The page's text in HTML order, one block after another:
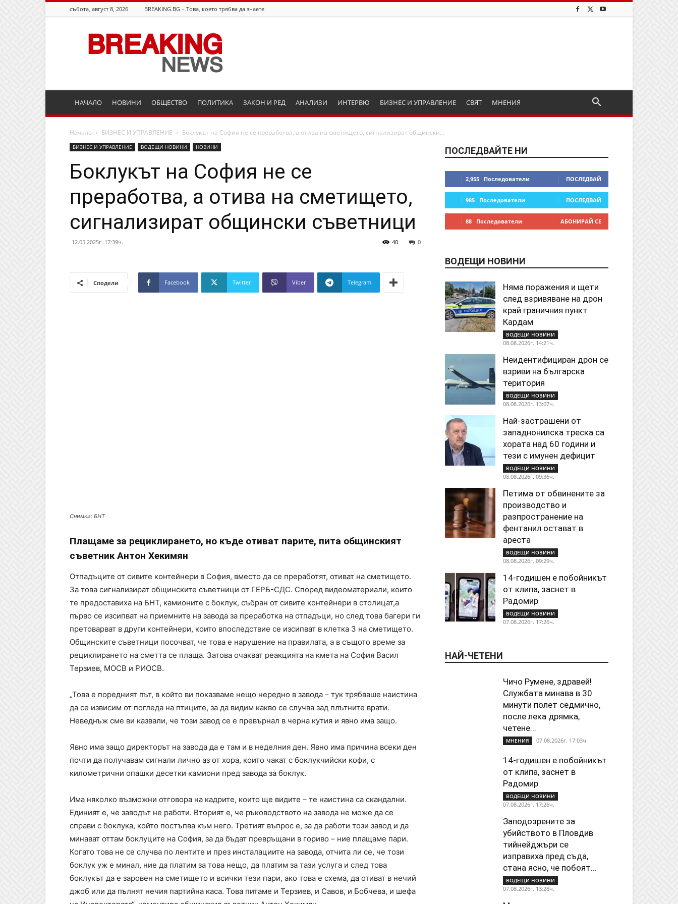
събота, август 8, 2026 BREAKING.BG – Това, което трябва да знаете
Breaking.bg
НАЧАЛО НОВИНИ ОБЩЕСТВО ПОЛИТИКА ЗАКОН И РЕД АНАЛИЗИ ИНТЕРВЮ БИЗНЕС И УПРАВЛЕНИЕ СВЯТ МНЕНИЯ
Начало БИЗНЕС И УПРАВЛЕНИЕ Боклукът на София не се преработва, а отива на сметището, сигнализират общински...
БИЗНЕС И УПРАВЛЕНИЕ ВОДЕЩИ НОВИНИ НОВИНИ
Боклукът на София не се
преработва, а отива на сметището,
сигнализират общински съветници
12.05.2025г. 17:39ч. 0
40
Сподели Facebook Twitter Viber Telegram
Снимки: БНТ
Плащаме за рециклирането, но къде отиват парите, пита общинският
съветник Антон Хекимян
Отпадъците от сивите контейнери в София, вместо да се преработят, отиват на сметището.
За това сигнализират общинските съветници от ГЕРБ-СДС. Според видеоматериали, които
те предоставиха на БНТ, камионите с боклук, събран от сивите контейнери в столицат,а
първо се изсипват на приемните на завода за преработка на отпадъци, но след това багери ги
претоварват в други контейнери, които впоследствие се изсипват в клетка 3 на сметището.
Общинските съветници посочват, че това е нарушение на правилата, а в същото време за
рециклирането на сметта се плаща. Затова очакват реакцията на кмета на София Васил
Терзиев, МОСВ и РИОСВ.
„Това е поредният път, в който ви показваме нещо нередно в завода – тук трябваше наистина
да се извисим от погледа на птиците, за да видим какво се случва зад плътните врати.
Неведнъж сме ви казвали, че този завод се е превърнал в черна кутия и явно има защо.
Явно има защо директорът на завода да е там и в неделния ден. Явно има причина всеки ден
почти да получавам сигнали лично аз от хора, които чакат с боклукчийски кофи, с
километрични опашки десетки камиони пред завода за боклук.
Има няколко възможни отговора на кадрите, които ще видите – те наистина са скандални.
Единият е, че заводът не работи. Вторият е, че ръководството на завода не може да се
справи с боклука, който постъпва към него. Третият въпрос е, за да работи този завод и да
минават оттам боклуците на София, за да бъдат превръщани в гориво – ние плащаме пари.
Когато това не се случва по лентите и през инсталациите на завода, отчита ли се, че този
боклук уж е минал, ние да платим за това нещо, да платим за тази услуга и след това
боклукът да е заровен на сметището и всички тези пари, ако това е схема, да отиват в нечий
джоб или да пълнят нечия партийна каса. Това питаме и Терзиев, и Савов, и Бобчева, и шефа
ПОСЛЕДВАЙТЕ НИ
2,955 Последователи ПОСЛЕДВАЙ
985 Последователи ПОСЛЕДВАЙ
88 Последователи АБОНИРАЙ СЕ
ВОДЕЩИ НОВИНИ
Няма поражения и щети
след взривяване на дрон
край граничния пункт
Кардам
ВОДЕЩИ НОВИНИ
08.08.2026г. 14:21ч.
Неидентифициран дрон се
взриви на българска
територия
ВОДЕЩИ НОВИНИ
08.08.2026г. 13:07ч.
Най-застрашени от
западнонилска треска са
хората над 60 години и
тези с имунен дефицит
ВОДЕЩИ НОВИНИ
08.08.2026г. 09:36ч.
Петима от обвинените за
производство и
разпространение на
фентанил остават в
ареста
ВОДЕЩИ НОВИНИ
08.08.2026г. 09:29ч.
14-годишен е побойникът
от клипа, заснет в
Радомир
ВОДЕЩИ НОВИНИ
07.08.2026г. 17:26ч.
НАЙ-ЧЕТЕНИ
Чичо Румене, здравей!
Службата минава в 30
минути полет седмично,
после лека дрямка,
четене...
МНЕНИЯ 07.08.2026г. 17:03ч.
14-годишен е побойникът
от клипа, заснет в
Радомир
ВОДЕЩИ НОВИНИ
07.08.2026г. 17:26ч.
Заподозрените за
убийството в Пловдив
тийнейджъри се
изправиха пред съда,
стана ясно, че побоят...
ВОДЕЩИ НОВИНИ
07.08.2026г. 13:28ч.